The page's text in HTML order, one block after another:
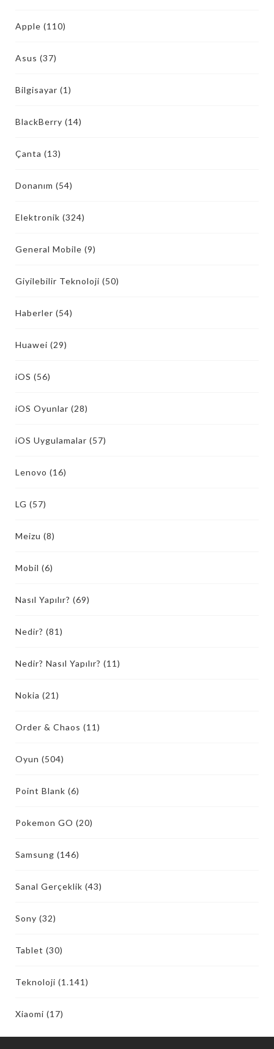
Apple (110)
Asus (37)
Bilgisayar (1)
BlackBerry (14)
Çanta (13)
Donanım (54)
Elektronik (324)
General Mobile (9)
Giyilebilir Teknoloji (50)
Haberler (54)
Huawei (29)
iOS (56)
iOS Oyunlar (28)
iOS Uygulamalar (57)
Lenovo (16)
LG (57)
Meizu (8)
Mobil (6)
Nasıl Yapılır? (69)
Nedir? (81)
Nedir? Nasıl Yapılır? (11)
Nokia (21)
Order & Chaos (11)
Oyun (504)
Point Blank (6)
Pokemon GO (20)
Samsung (146)
Sanal Gerçeklik (43)
Sony (32)
Tablet (30)
Teknoloji (1.141)
Xiaomi (17)